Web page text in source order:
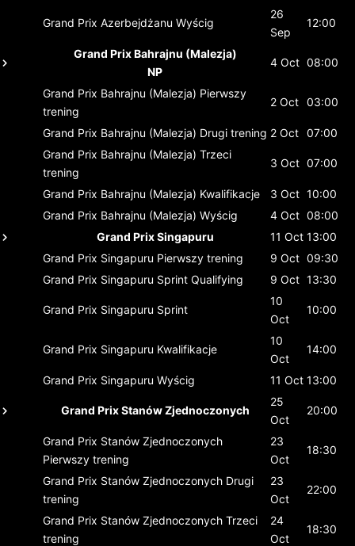
Grand Prix Azerbejdżanu Wyścig
26
Sep
12:00
Grand Prix Bahrajnu (Malezja)
NP
4 Oct 08:00
Grand Prix Bahrajnu (Malezja) Pierwszy
trening
2 Oct 03:00
Grand Prix Bahrajnu (Malezja) Drugi trening 2 Oct 07:00
Grand Prix Bahrajnu (Malezja) Trzeci
trening
3 Oct 07:00
Grand Prix Bahrajnu (Malezja) Kwalifikacje 3 Oct 10:00
Grand Prix Bahrajnu (Malezja) Wyścig 4 Oct 08:00
Grand Prix Singapuru
11 Oct 13:00
Grand Prix Singapuru Pierwszy trening 9 Oct 09:30
Grand Prix Singapuru Sprint Qualifying 9 Oct 13:30
Grand Prix Singapuru Sprint
10
Oct
10:00
Grand Prix Singapuru Kwalifikacje
10
Oct
14:00
Grand Prix Singapuru Wyścig 11 Oct 13:00
Grand Prix Stanów Zjednoczonych
25
Oct
20:00
Grand Prix Stanów Zjednoczonych
Pierwszy trening
23
Oct
18:30
Grand Prix Stanów Zjednoczonych Drugi
trening
23
Oct
22:00
Grand Prix Stanów Zjednoczonych Trzeci
trening
24
Oct
18:30